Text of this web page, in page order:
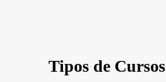
Tipos de Cursos